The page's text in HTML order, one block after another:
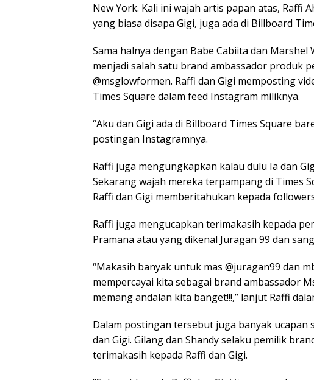
New York. Kali ini wajah artis papan atas, Raffi
yang biasa disapa Gigi, juga ada di Billboard
Sama halnya dengan Babe Cabiita dan
menjadi salah satu brand ambassador produk
@msglowformen. Raffi dan Gigi memposting
Times Square dalam feed Instagram miliknya.
“Aku dan Gigi ada di Billboard Times Square
postingan Instagramnya.
Raffi juga mengungkapkan kalau dulu Ia dan
Sekarang wajah mereka terpampang di Times
Raffi dan Gigi memberitahukan kepada
Raffi juga mengucapkan terimakasih kepada
Pramana atau yang dikenal Juragan 99 dan
“Makasih banyak untuk mas @juragan99 dan
mempercayai kita sebagai brand ambassador
memang andalan kita banget!!!,” lanjut Raffi
Dalam postingan tersebut juga banyak ucapan
dan Gigi. Gilang dan Shandy selaku pemilik
terimakasih kepada Raffi dan Gigi.